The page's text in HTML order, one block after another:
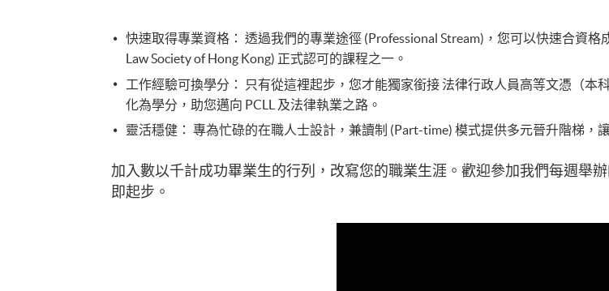
快速取得專業資格： 透過我們的專業途徑 (Professional Stream)，您可以快速合資
Law Society of Hong Kong) 正式認可的課程之一。
工作經驗可換學分： 只有從這裡起步，您才能獨家銜接 法律行政人員高等文憑（本科
化為學分，助您邁向 PCLL 及法律執業之路。
靈活穩健： 專為忙碌的在職人士設計，兼讀制 (Part-time) 模式提供多元晉升階梯，
加入數以千計成功畢業生的行列，改寫您的職業生涯。歡迎參加我們每週舉
即起步。